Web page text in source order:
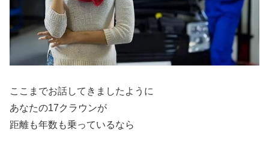
ここまでお話してきましたように
あなたの17クラウンが
距離も年数も乗っているなら